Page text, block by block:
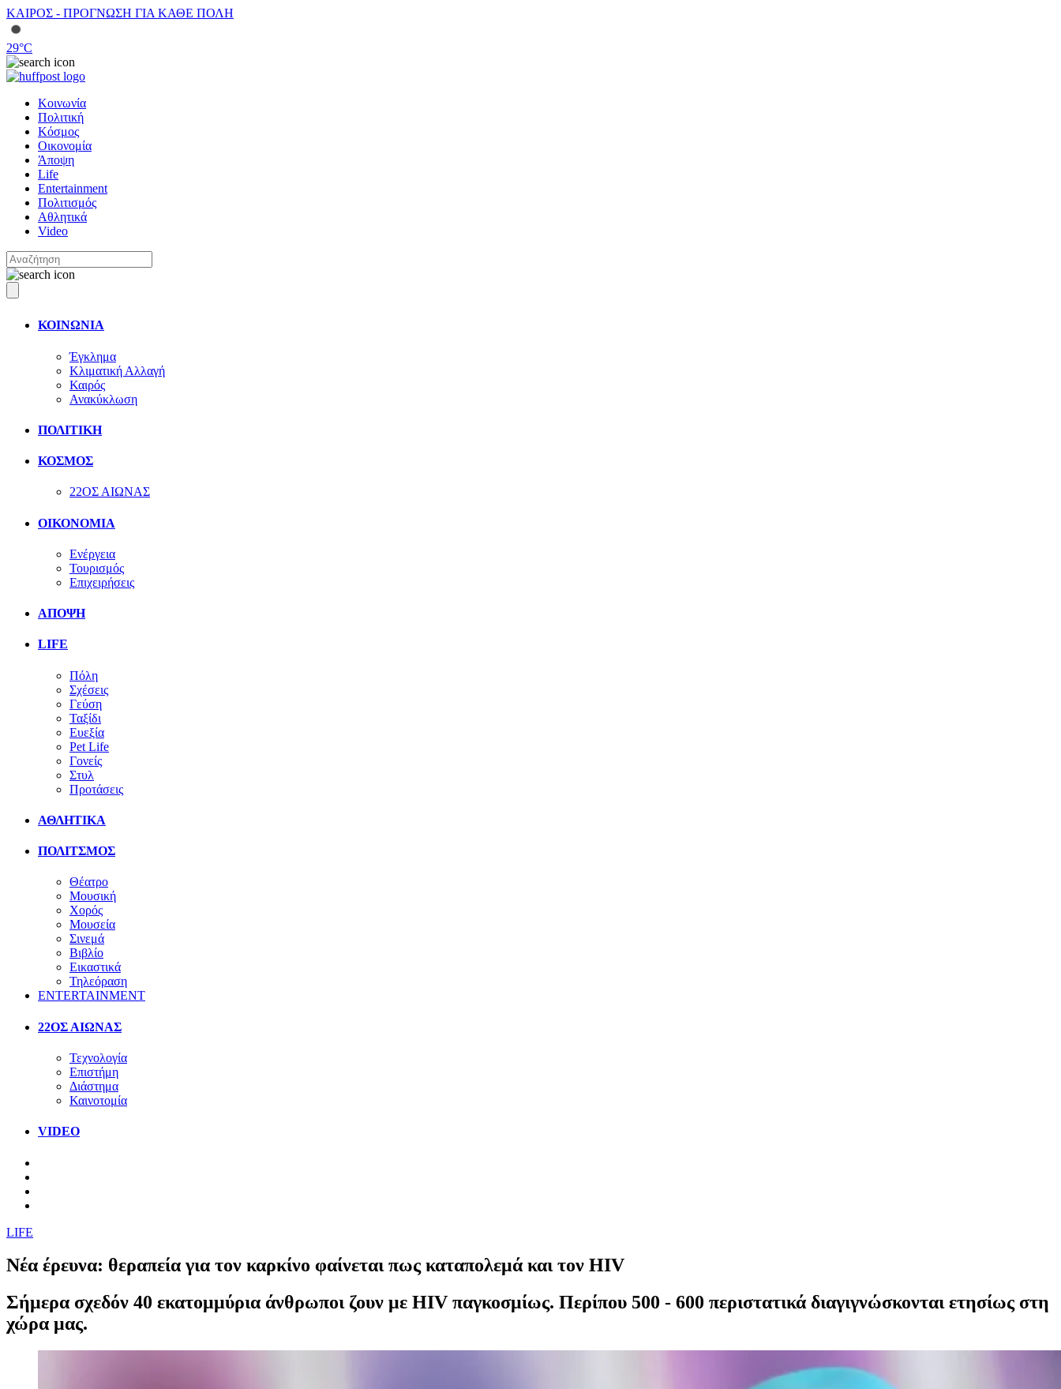
ΚΑΙΡΟΣ - ΠΡΟΓΝΩΣΗ ΓΙΑ ΚΑΘΕ ΠΟΛΗ
29°C
Κοινωνία
Πολιτική
Κόσμος
Οικονομία
Άποψη
Life
Entertainment
Πολιτισμός
Αθλητικά
Video
ΚΟΙΝΩΝΙΑ
Έγκλημα
Κλιματική Αλλαγή
Καιρός
Ανακύκλωση
ΠΟΛΙΤΙΚΗ
ΚΟΣΜΟΣ
22ΟΣ ΑΙΩΝΑΣ
ΟΙΚΟΝΟΜΙΑ
Ενέργεια
Τουρισμός
Επιχειρήσεις
ΑΠΟΨΗ
LIFE
Πόλη
Σχέσεις
Γεύση
Ταξίδι
Ευεξία
Pet Life
Γονείς
Στυλ
Προτάσεις
ΑΘΛΗΤΙΚΑ
ΠΟΛΙΤΣΜΟΣ
Θέατρο
Μουσική
Χορός
Μουσεία
Σινεμά
Βιβλίο
Εικαστικά
Τηλεόραση
ENTERTAINMENT
22ΟΣ ΑΙΩΝΑΣ
Τεχνολογία
Επιστήμη
Διάστημα
Καινοτομία
VIDEO
LIFE
Νέα έρευνα: θεραπεία για τον καρκίνο φαίνεται πως καταπολεμά και τον HIV
Σήμερα σχεδόν 40 εκατομμύρια άνθρωποι ζουν με HIV παγκοσμίως. Περίπου 500 - 600 περιστατικά διαγιγνώσκονται ετησίως στη
χώρα μας.